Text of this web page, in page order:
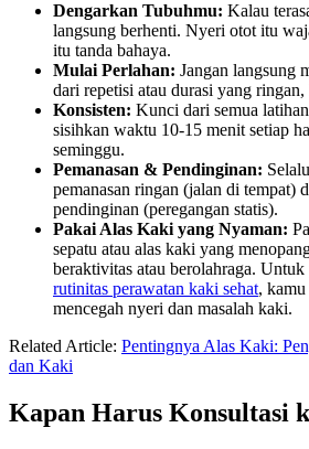
Dengarkan Tubuhmu: Kalau
langsung berhenti. Nyeri otot itu
itu tanda bahaya.
Mulai Perlahan: Jangan langsung
dari repetisi atau durasi yang
Konsisten: Kunci dari semua
sisihkan waktu 10-15 menit setiap
seminggu.
Pemanasan & Pendinginan:
pemanasan ringan (jalan di tempat)
pendinginan (peregangan statis).
Pakai Alas Kaki yang Nyaman:
sepatu atau alas kaki yang
beraktivitas atau berolahraga.
rutinitas perawatan kaki sehat,
mencegah nyeri dan masalah kaki.
Related Article: Pentingnya Alas Kaki:
dan Kaki
Kapan Harus Konsultasi